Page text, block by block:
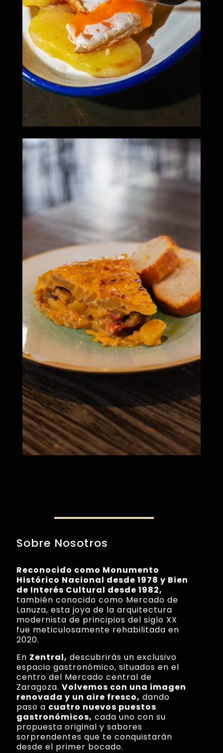
Sobre Nosotros
Reconocido como Monumento
Histórico Nacional desde 1978 y Bien
de Interés Cultural desde 1982,
también conocido como Mercado de
Lanuza, esta joya de la arquitectura
modernista de principios del siglo XX
fue meticulosamente rehabilitada en
2020.
En Zentral, descubrirás un exclusivo
espacio gastronómico, situados en el
centro del Mercado central de
Zaragoza. Volvemos con una imagen
renovada y un aire fresco, dando
paso a cuatro nuevos puestos
gastronómicos, cada uno con su
propuesta original y sabores
sorprendentes que te conquistarán
desde el primer bocado.